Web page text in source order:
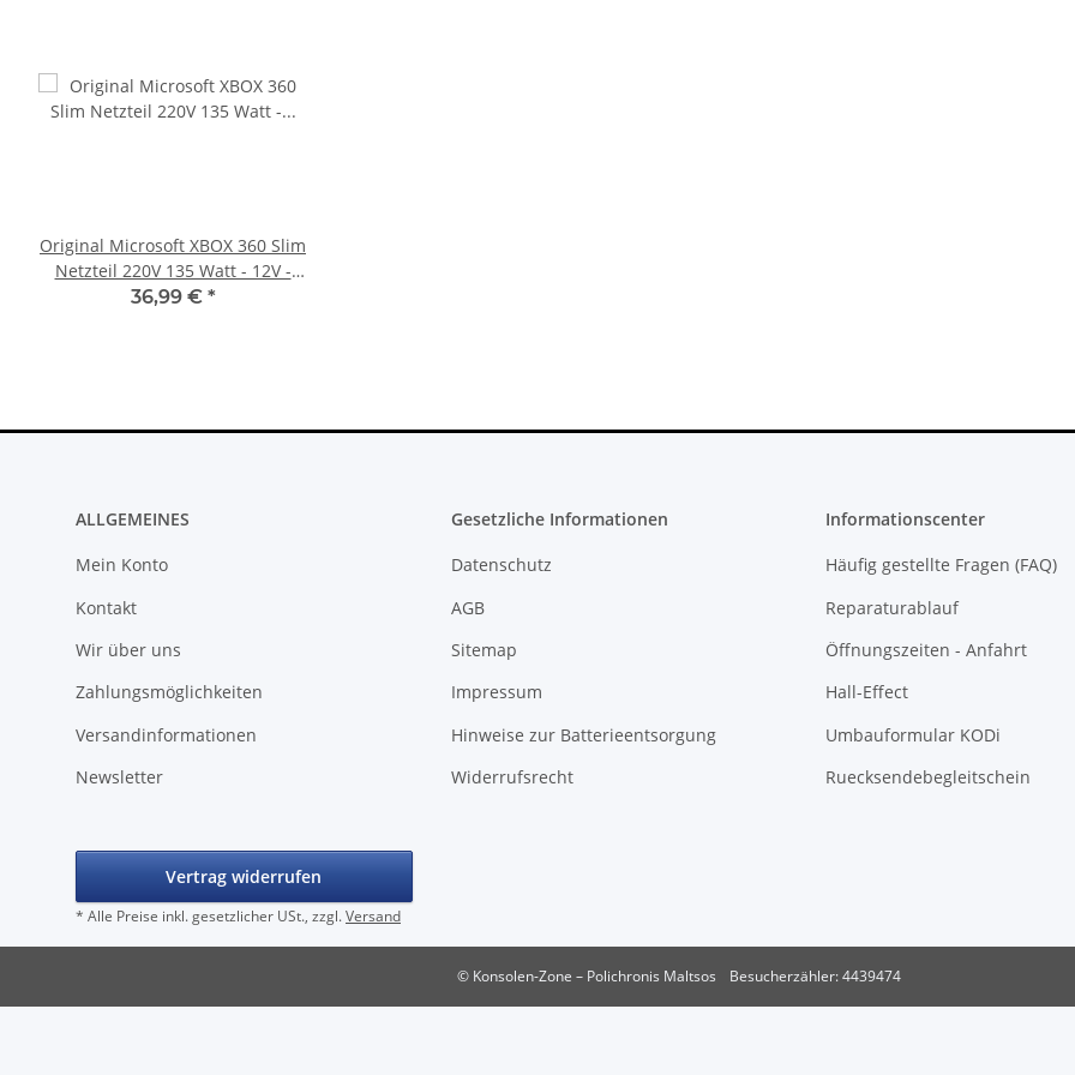
Original Microsoft XBOX 360 Slim
Netzteil 220V 135 Watt - 12V -
10.83A * gebraucht
36,99 € *
ALLGEMEINES
Mein Konto
Kontakt
Wir über uns
Zahlungsmöglichkeiten
Versandinformationen
Newsletter
Gesetzliche Informationen
Datenschutz
AGB
Sitemap
Impressum
Hinweise zur Batterieentsorgung
Widerrufsrecht
Informationscenter
Häufig gestellte Fragen (FAQ)
Reparaturablauf
Öffnungszeiten - Anfahrt
Hall-Effect
Umbauformular KODi
Ruecksendebegleitschein
Vertrag widerrufen
* Alle Preise inkl. gesetzlicher USt., zzgl.Versand
© Konsolen-Zone – Polichronis Maltsos Besucherzähler: 4439474